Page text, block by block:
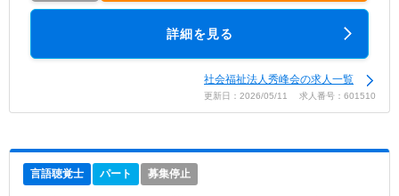
詳細を見る
社会福祉法人秀峰会の求人一覧
更新日：2026/05/11 求人番号：601510
言語聴覚士 パート 募集停止